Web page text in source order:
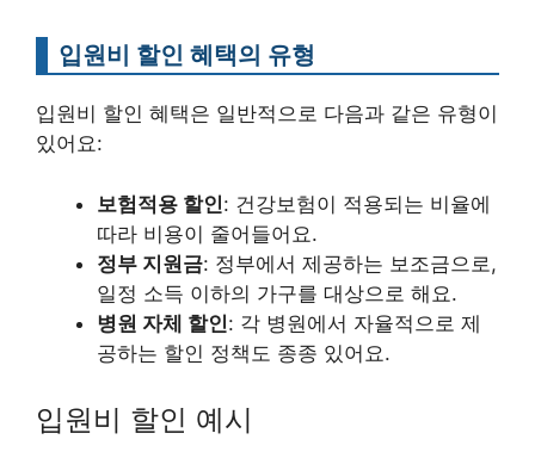
입원비 할인 혜택의 유형
입원비 할인 혜택은 일반적으로 다음과 같은 유형이
있어요:
보험적용 할인: 건강보험이 적용되는 비율에
따라 비용이 줄어들어요.
정부 지원금: 정부에서 제공하는 보조금으로,
일정 소득 이하의 가구를 대상으로 해요.
병원 자체 할인: 각 병원에서 자율적으로 제
공하는 할인 정책도 종종 있어요.
입원비 할인 예시